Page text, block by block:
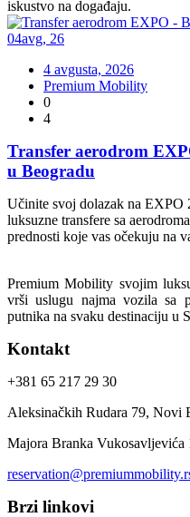
iskustvo na događaju.
04avg, 26
4 avgusta, 2026
Premium Mobility
0
4
Transfer aerodrom
u Beogradu
Učinite svoj dolazak na EXPO
luksuzne transfere sa
prednosti koje vas očekuju na
Premium Mobility svojim
vrši uslugu najma vozila sa
putnika na svaku destinaciju u
Kontakt
+381 65 217 29 30
Aleksinačkih Rudara 79, Novi
Majora Branka Vukosavljevića
Brzi linkovi